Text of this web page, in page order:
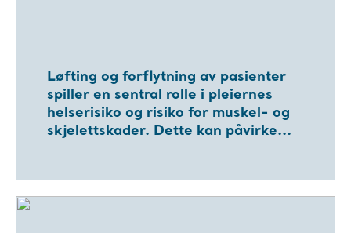
Løfting og forflytning av pasienter
spiller en sentral rolle i pleiernes
helserisiko og risiko for muskel- og
skjelettskader. Dette kan påvirke...